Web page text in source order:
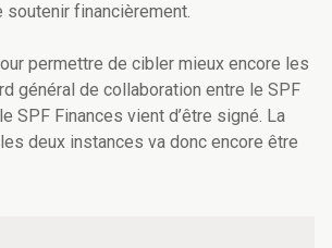
financièrement.
permettre de cibler mieux encore les
général de collaboration entre le SPF
SPF Finances vient d’être signé. La
deux instances va donc encore être